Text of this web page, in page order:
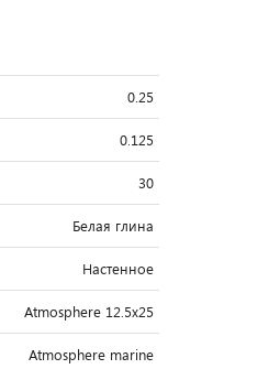
0.25
0.125
30
Белая глина
Настенное
Atmosphere 12.5x25
Atmosphere marine